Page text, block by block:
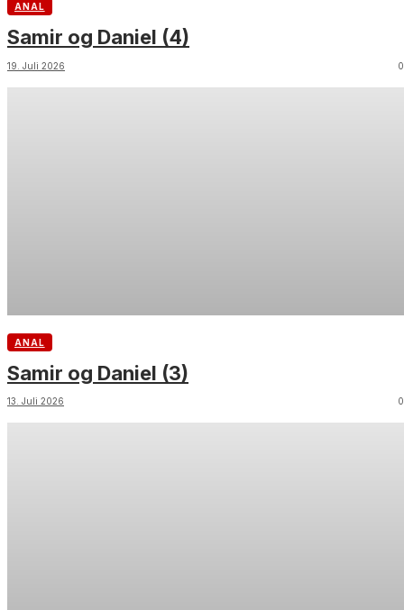
ANAL
Samir og Daniel (4)
19. Juli 2026 0
ANAL
Samir og Daniel (3)
13. Juli 2026 0